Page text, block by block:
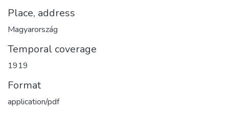
Place, address
Magyarország
Temporal coverage
1919
Format
application/pdf